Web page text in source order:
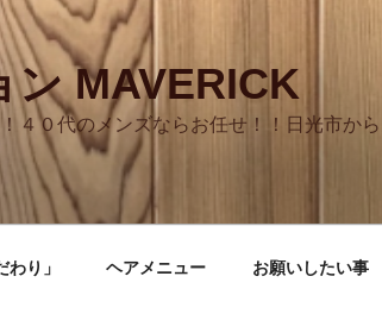
ン MAVERICK
４０代のメンズならお任せ！！日光市か
り」 ヘアメニュー お願いしたい事